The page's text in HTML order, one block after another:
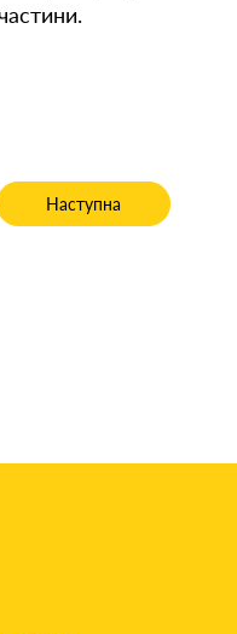
авторське право на
Наступна стаття:
Наступна